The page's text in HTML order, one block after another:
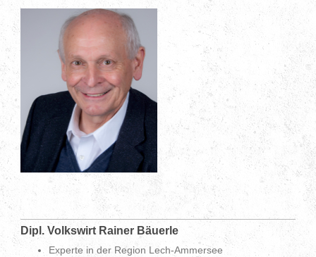
Dipl. Volkswirt Rainer Bäuerle
Experte in der Region Lech-Ammersee